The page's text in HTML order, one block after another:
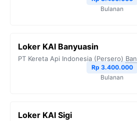
Bulanan
Loker KAI Banyuasin
PT Kereta Api Indonesia (Persero)
Rp 3.400.000
Bulanan
Loker KAI Sigi